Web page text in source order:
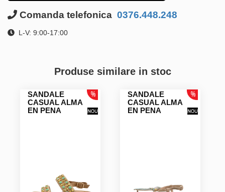
Comanda telefonica 0376.448.248
L-V: 9:00-17:00
Produse similare in stoc
SANDALE
CASUAL ALMA
EN PENA
SANDALE
CASUAL ALMA
EN PENA